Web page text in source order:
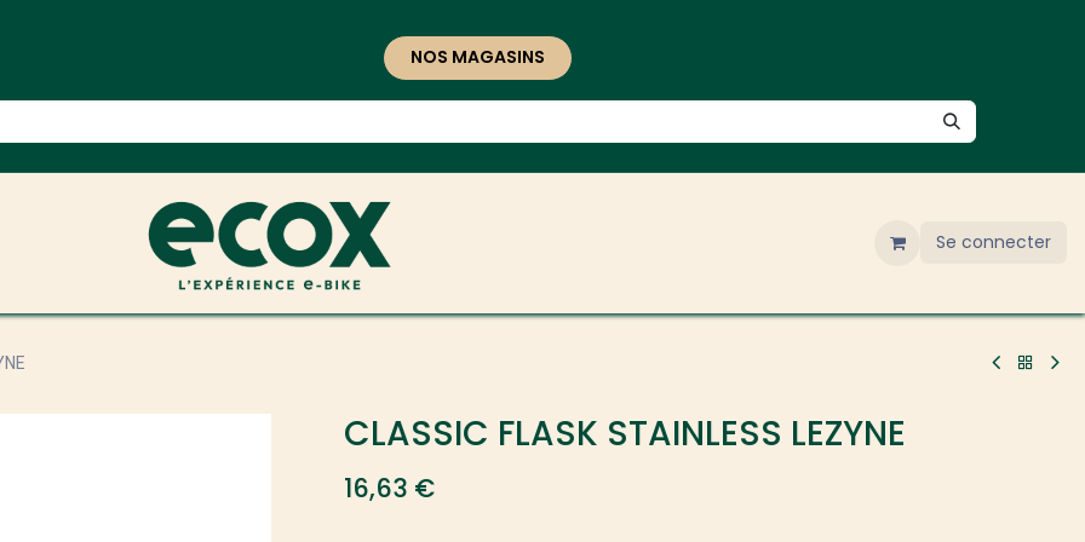
NOS MAGASINS
Se connecter
CLASSIC FLASK STAINLESS LEZYNE
16,63 €